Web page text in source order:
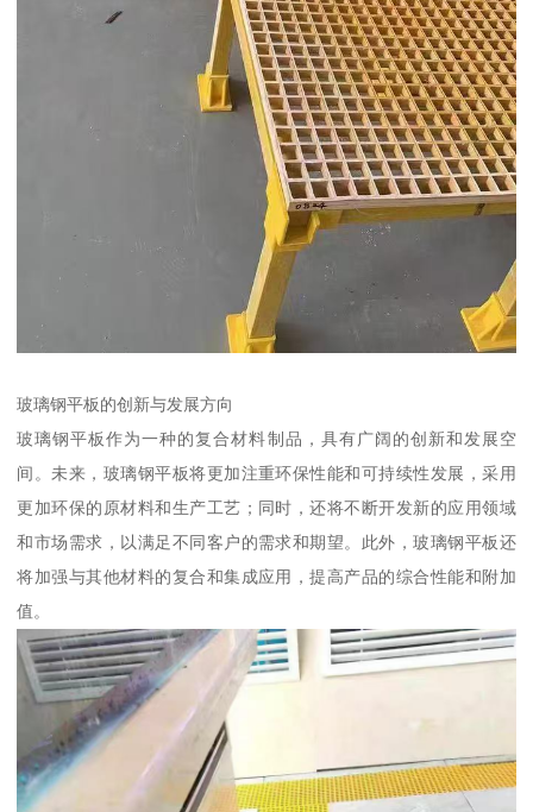
玻璃钢平板的创新与发展方向
玻璃钢平板作为一种的复合材料制品，具有广阔的创新和发展空
间。未来，玻璃钢平板将更加注重环保性能和可持续性发展，采用
更加环保的原材料和生产工艺；同时，还将不断开发新的应用领域
和市场需求，以满足不同客户的需求和期望。此外，玻璃钢平板还
将加强与其他材料的复合和集成应用，提高产品的综合性能和附加
值。